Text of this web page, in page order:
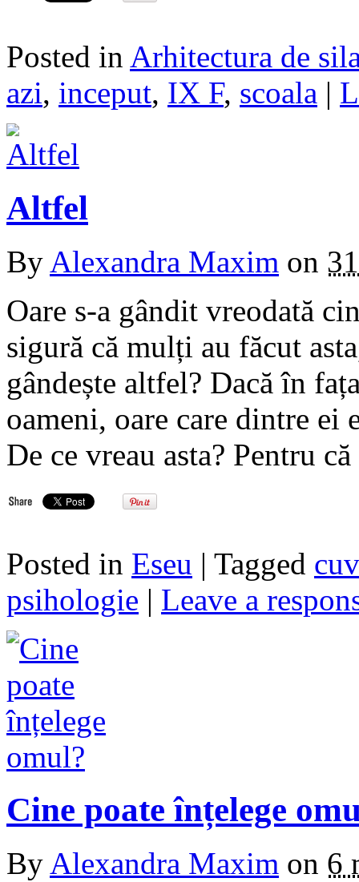
Posted in Arhitectura de
azi, inceput, IX F, scoala |
Altfel
By Alexandra Maxim on
Oare s-a gândit vreodată
sigură că mulți au făcut
gândește altfel? Dacă în
oameni, oare care dintre ei
De ce vreau asta? Pentru
Posted in Eseu | Tagged
psihologie | Leave a
Cine poate înțelege
By Alexandra Maxim on 6